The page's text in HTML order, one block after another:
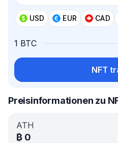
USD EUR CAD
1 BTC
NFT
Preisinformationen zu
ATH
₿ 0